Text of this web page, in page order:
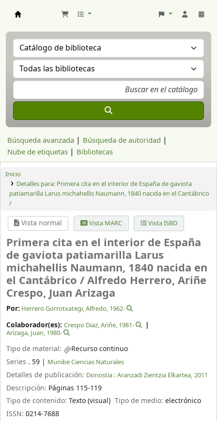
Búsqueda avanzada
Búsqueda de autoridad
Nube de etiquetas
Bibliotecas
Inicio
Detalles para: Primera cita en el interior de España de gaviota
patiamarilla Larus michahellis Naumann, 1840 nacida en el Cantábrico
/
Vista normal Vista MARC Vista ISBD
Primera cita en el interior de España
de gaviota patiamarilla Larus
michahellis Naumann, 1840 nacida en
el Cantábrico /Alfredo Herrero, Ariñe
Crespo, Juan Arizaga
Por: Herrero Gorrotxategi, Alfredo, 1962-
Colaborador(es): Crespo Diaz, Ariñe, 1981-
Arizaga, Juan, 1980-
Tipo de material:
Recurso continuo
Series . 59 | Munibe Ciencias Naturales
Detalles de publicación: Donostia : Aranzadi Zientzia Elkartea, 2011
Descripción: Páginas 115-119
Tipo de contenido: Texto (visual) Tipo de medio:electrónico
ISSN: 0214-7688